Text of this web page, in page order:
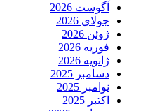
آگوست 2026
جولای 2026
ژوئن 2026
فوریه 2026
ژانویه 2026
دسامبر 2025
نوامبر 2025
اکتبر 2025